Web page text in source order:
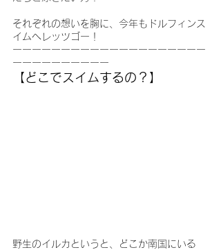
それぞれの想いを胸に、今年もドルフィンス
イムへレッツゴー！
ーーーーーーーーーーーーーーーーーーーー
ーーーーーーーーーー
【どこでスイムするの？】
野生のイルカというと、どこか南国にいる